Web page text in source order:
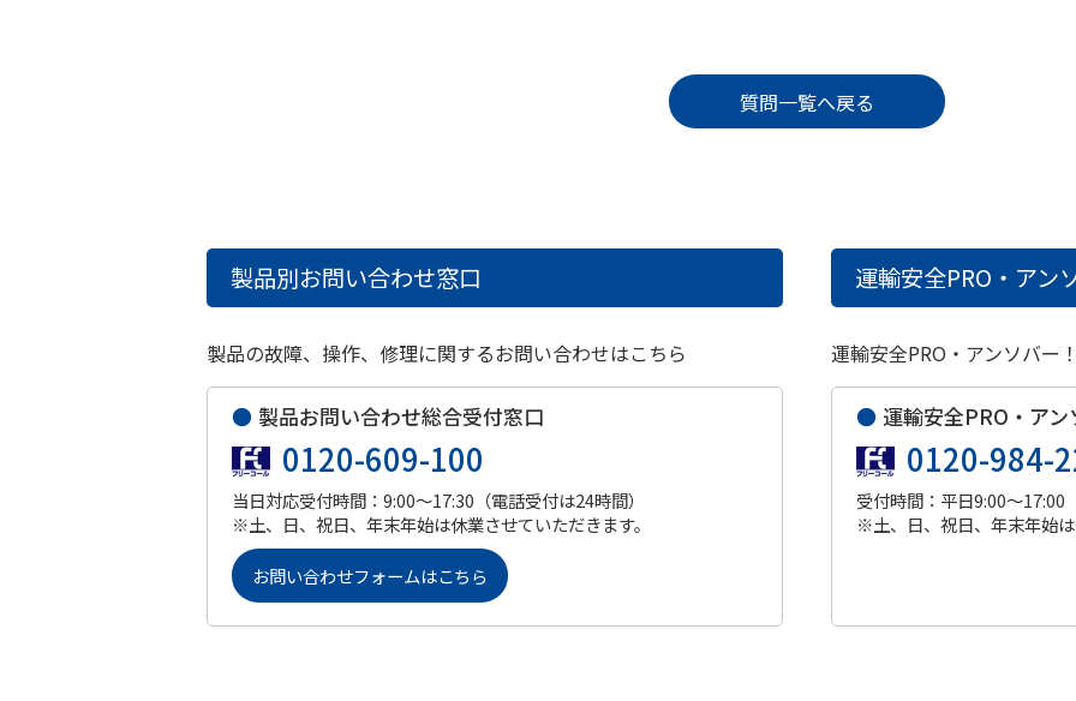
質問一覧へ戻る
製品別お問い合わせ窓口
製品の故障、操作、修理に関するお問い合わせはこちら
● 製品お問い合わせ総合受付窓口
0120-609-100
当日対応受付時間：9:00～17:30（電話受付は24時間）
※土、日、祝日、年末年始は休業させていただきます。
お問い合わせフォームはこちら
運輸安全PRO・アン
運輸安全PRO・アンソバー
● 運輸安全PRO・ア
0120-984-
受付時間：平日9:00～17:00
※土、日、祝日、年末年始